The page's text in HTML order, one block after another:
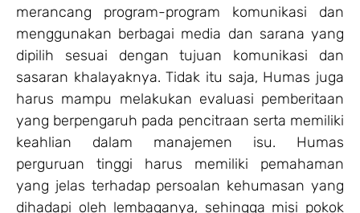
merancang program-program komunikasi dan
menggunakan berbagai media dan sarana yang
dipilih sesuai dengan tujuan komunikasi dan
sasaran khalayaknya. Tidak itu saja, Humas juga
harus mampu melakukan evaluasi pemberitaan
yang berpengaruh pada pencitraan serta memiliki
keahlian dalam manajemen isu. Humas
perguruan tinggi harus memiliki pemahaman
yang jelas terhadap persoalan kehumasan yang
dihadapi oleh lembaganya, sehingga misi pokok